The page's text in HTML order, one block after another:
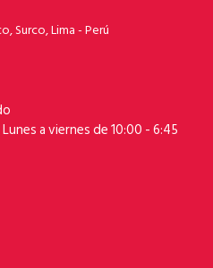
Surco, Lima - Perú
a viernes de 10:00 - 6:45